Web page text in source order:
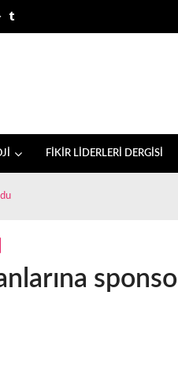
FİKİR LİDERLERİ DERGİSİ